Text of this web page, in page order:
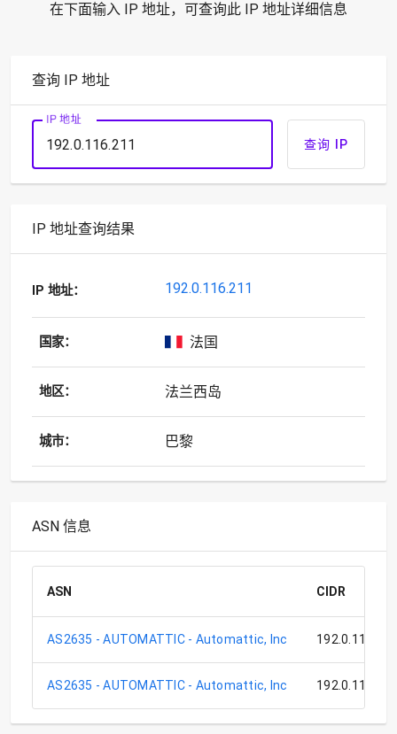
在下面输入 IP 地址，可查询此 IP 地址详细信息
查询 IP 地址
IP 地址
查询 IP
IP 地址查询结果
IP 地址： 192.0.116.211
国家： 法国
地区： 法兰西岛
城市： 巴黎
ASN 信息
ASN CIDR
AS2635 - AUTOMATTIC - Automattic, Inc 192.0.112.0/
AS2635 - AUTOMATTIC - Automattic, Inc 192.0.116.0/